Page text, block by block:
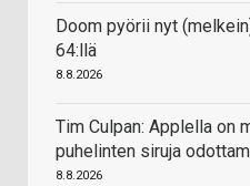
Doom pyörii nyt
64:llä
8.8.2026
Tim Culpan: Applella on
puhelinten siruja
8.8.2026